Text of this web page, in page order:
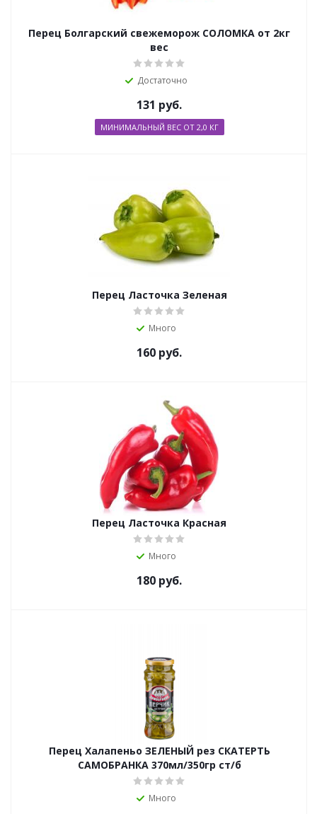
Перец Болгарский свежеморож СОЛОМКА от 2кг
вес
Достаточно
131 руб.
МИНИМАЛЬНЫЙ ВЕС ОТ 2,0 КГ
Перец Ласточка Зеленая
Много
160 руб.
Перец Ласточка Красная
Много
180 руб.
Перец Халапеньо ЗЕЛЕНЫЙ рез СКАТЕРТЬ
САМОБРАНКА 370мл/350гр ст/б
Много